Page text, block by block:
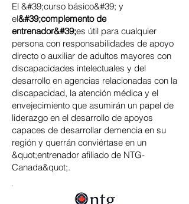
El &#39;curso básico&#39; y
el&#39;complemento de
entrenador&#39;es útil para cualquier
persona con responsabilidades de apoyo
directo o auxiliar de adultos mayores con
discapacidades intelectuales y del
desarrollo en agencias relacionadas con la
discapacidad, la atención médica y el
envejecimiento que asumirán un papel de
liderazgo en el desarrollo de apoyos
capaces de desarrollar demencia en su
región y querrán conviértase en un
&quot;entrenador afiliado de NTG-
Canada&quot;.